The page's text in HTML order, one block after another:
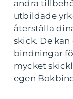
andra
utbildade
återställa
skick. De kan
bindningar
mycket
egen